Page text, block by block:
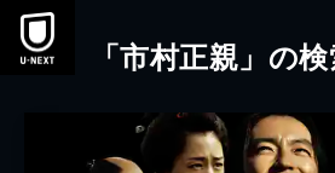
本文へスキップ
「市村正親」の